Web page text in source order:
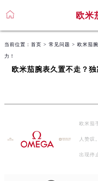
欧米
当前位置： 首页 > 常见问题 > 欧米茄
力！
欧米茄腕表久置不走？
欧米茄
人赞叹
出现停